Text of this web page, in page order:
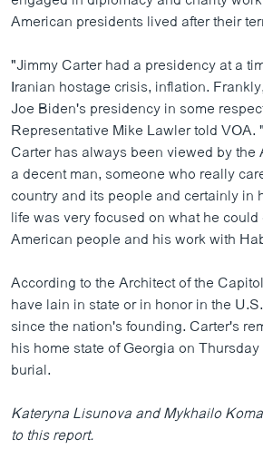
American presidents lived after their
"Jimmy Carter had a presidency at a
Iranian hostage crisis, inflation.
Joe Biden's presidency in some
Representative Mike Lawler told VOA.
Carter has always been viewed by
a decent man, someone who really
country and its people and certainly in
life was very focused on what he
American people and his work with
According to the Architect of the
have lain in state or in honor in the
since the nation's founding. Carter's
his home state of Georgia on
burial.
Kateryna Lisunova and Mykhailo
to this report.